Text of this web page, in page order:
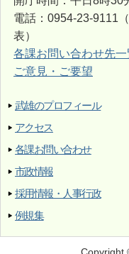
電話：0954-23-9111
表）
各課お問い合わせ先一
ご意見・ご要望
武雄のプロフィール
アクセス
各課お問い合わせ
市政情報
採用情報・人事行政
例規集